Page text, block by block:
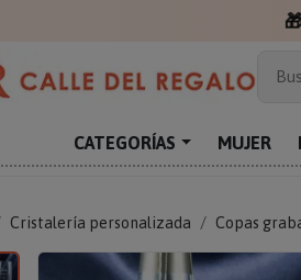
CATEGORÍAS MUJER
Cristalería personalizada Copas